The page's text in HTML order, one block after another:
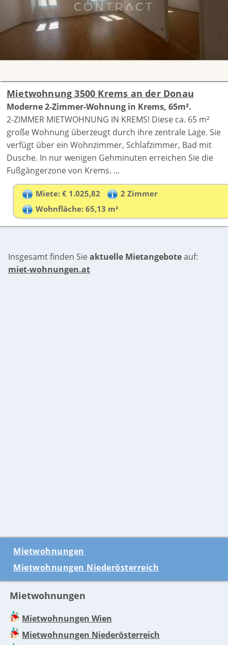
Mietwohnung 3500 Krems an der Donau
Moderne 2-Zimmer-Wohnung in Krems, 65m².
2-ZIMMER MIETWOHNUNG IN KREMS! Diese ca. 65 m²
große Wohnung überzeugt durch ihre zentrale Lage. Sie
verfügt über ein Wohnzimmer, Schlafzimmer, Bad mit
Dusche. In nur wenigen Gehminuten erreichen Sie die
Fußgängerzone von Krems. ...
Miete: € 1.025,82
2 Zimmer
Wohnfläche: 65,13 m²
Insgesamt finden Sieaktuelle Mietangeboteauf:
miet-wohnungen.at
Mietwohnungen
Mietwohnungen Niederösterreich
Mietwohnungen
Mietwohnungen Wien
Mietwohnungen Niederösterreich